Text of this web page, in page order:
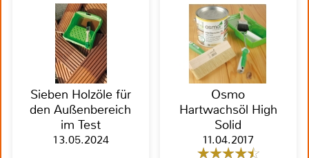
Sieben Holzöle für
den Außenbereich
im Test
13.05.2024
Osmo
Hartwachsöl High
Solid
11.04.2017